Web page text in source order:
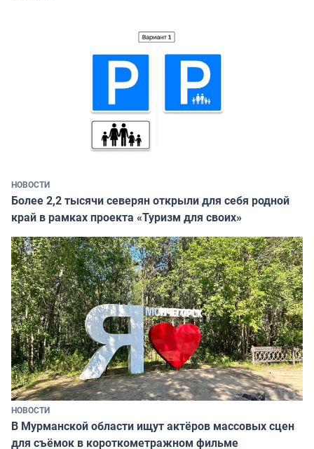
НОВОСТИ
Более 2,2 тысячи северян открыли для себя родной
край в рамках проекта «Туризм для своих»
НОВОСТИ
В Мурманской области ищут актёров массовых сцен
для съёмок в короткометражном фильме